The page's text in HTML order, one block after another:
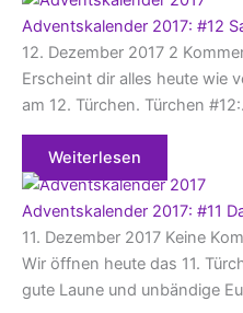
Adventskalender 2017: #12
12. Dezember 2017 2
Erscheint dir alles heute wie
am 12. Türchen. Türchen
Weiterlesen
Adventskalender 2017: #11
11. Dezember 2017 Keine
Wir öffnen heute das 11.
gute Laune und unbändige